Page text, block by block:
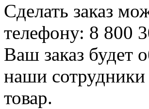
Сделать заказ
телефону: 8 800
Ваш заказ будет
наши сотрудники
товар.